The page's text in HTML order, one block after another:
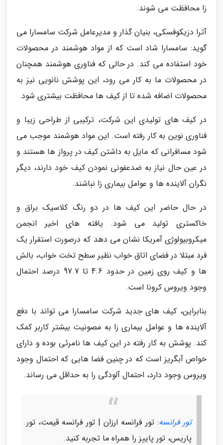
زا محافظت می شوند.
آترا دزیکوفسکی، بنیان گذار و مدیرعامل شرکت سامسارا می
گوید: سامسارا شاد است که از مواد هوشمند در محصولات
خود استفاده می کند. در حالی که فناوری هوشمند همچنان
در محصولات ما به کار می رود، این پوشش نانویی نیز به
محصولات اضافه شده تا از کیف ها محافظت بیشتری شود.
در کیف های تولیدی این شرکت، ترکیبی از طراحی زیبا و
فناوری نوین به کار رفته است. این مواد هوشمند موجب می
شود مسافرانی که مایل به داشتن کیف در پرواز ها هستند و
در عین حال نیاز به ضدعفونی نمودن کیف خود دارند، دیگر
نگران آلاینده ها و عوامل بیماری زا نباشند.
در حال حاضر این کیف ها در دو رنگ کلاسیک براق و
خاکستری تولید می شود. یافته های اخیر انجمن
میکروبیولوژی آمریکا نشان می دهد که درصورت استقرار یک
فرد مبتلا در فضای اتاق خواب نظیر سطح تخت خواب، بالش
ها و کیف روی زمین در حدود 4.6 تا 97.7 درصد احتمال
وجود ویروس کرونا است.
بنابراین، کیف های جدید شرکت سامسارا می تواند با دفع
آلاینده ها و عوامل بیماری زا به مصونیت بیشتر کاربر کمک
کند. پوشش به کار رفته در این کیف ها نامرئی بوده و دارای
خواص آبگریز است که در چنین فضا هایی که احتمال وجود
ویروس وجود دارد، احتمال آلودگی را به حداقل می رساند.
تور فرانسه: تور فرانسه ارزان | تور فرانسه قیمت، تور
پاریس، تور پاییز را همراه ما تجربه کنید.